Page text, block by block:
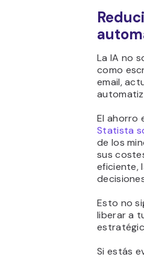
La IA no
como
email,
El ahorro
Statista
de los
sus
eficiente,
Esto no
liberar a
Si estás